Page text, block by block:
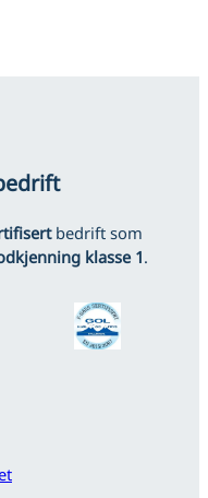
bedrift som
klasse 1.